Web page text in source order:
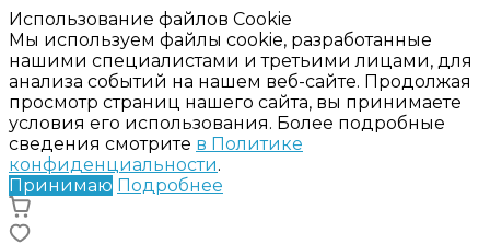
Использование файлов Cookie
Мы используем файлы cookie, разработанные
нашими специалистами и третьими лицами, для
анализа событий на нашем веб-сайте. Продолжая
просмотр страниц нашего сайта, вы принимаете
условия его использования. Более подробные
сведения смотрите в Политике
конфиденциальности.
Принимаю Подробнее